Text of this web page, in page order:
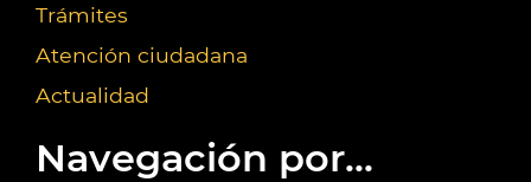
Trámites
Atención ciudadana
Actualidad
Navegación por...